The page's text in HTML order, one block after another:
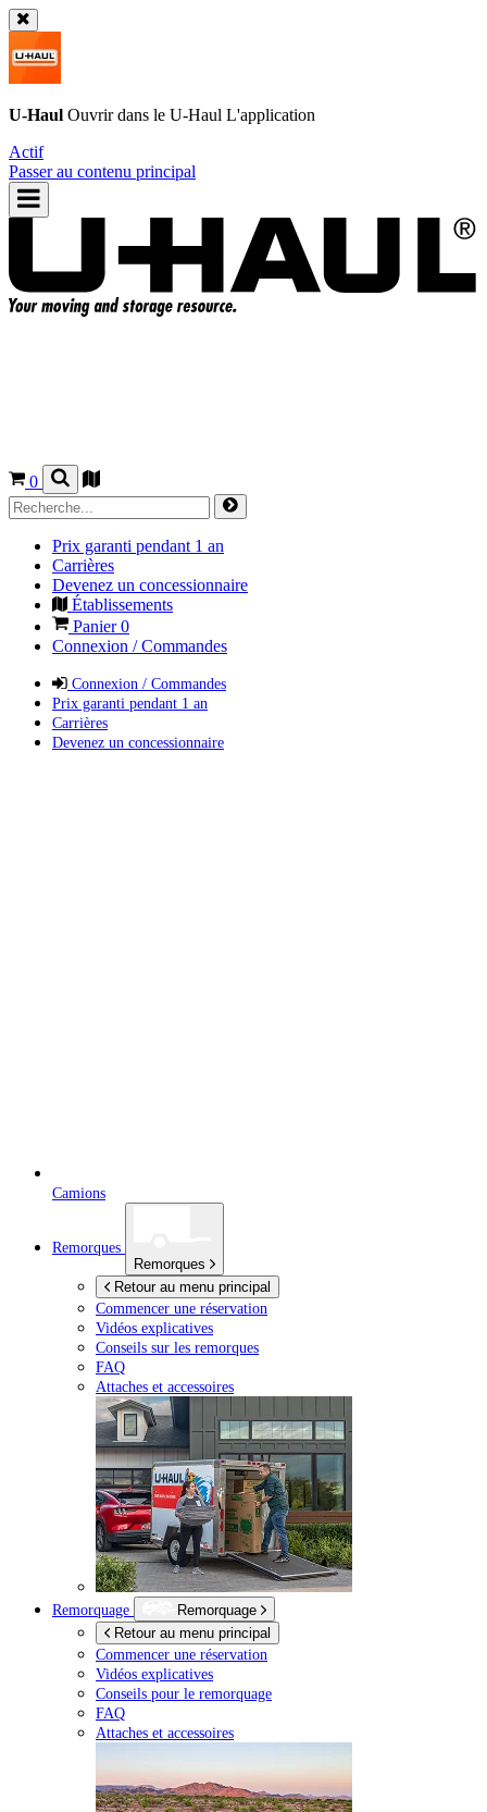
U-Haul Ouvrir dans le U-Haul L'application
Actif
Passer au contenu principal
0
Prix garanti pendant 1 an
Carrières
Devenez un concessionnaire
Établissements
Panier0
Connexion / Commandes
Connexion / Commandes
Prix garanti pendant 1 an
Carrières
Devenez un concessionnaire
Camions
Remorques
Remorques
Retour au menu principal
Commencer une réservation
Vidéos explicatives
Conseils sur les remorques
FAQ
Attaches et accessoires
Remorquage
Remorquage
Retour au menu principal
Commencer une réservation
Vidéos explicatives
Conseils pour le remorquage
FAQ
Attaches et accessoires